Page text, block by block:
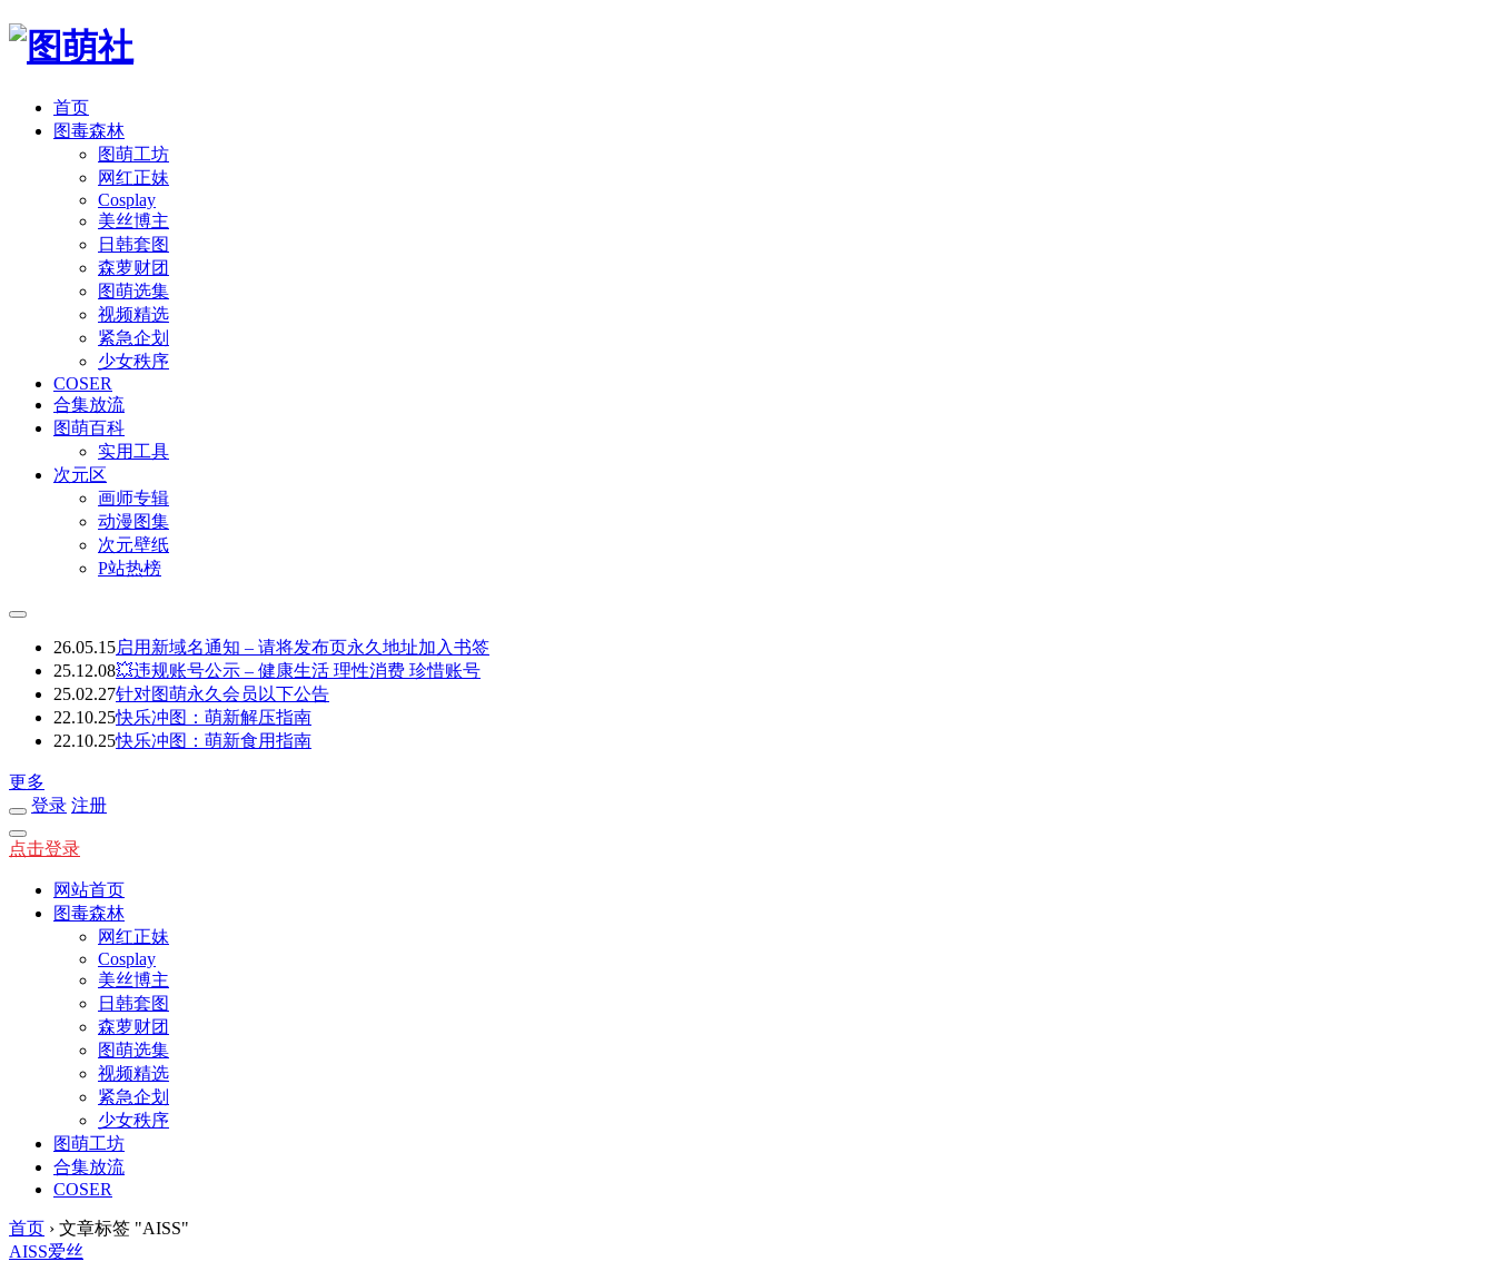
首页
图毒森林
图萌工坊
网红正妹
Cosplay
美丝博主
日韩套图
森萝财团
图萌选集
视频精选
紧急企划
少女秩序
COSER
合集放流
图萌百科
实用工具
次元区
画师专辑
动漫图集
次元壁纸
P站热榜
26.05.15启用新域名通知 – 请将发布页永久地址加入书签
25.12.08💥违规账号公示 – 健康生活 理性消费 珍惜账号
25.02.27针对图萌永久会员以下公告
22.10.25快乐冲图：萌新解压指南
22.10.25快乐冲图：萌新食用指南
更多
登录 注册
点击登录
网站首页
图毒森林
网红正妹
Cosplay
美丝博主
日韩套图
森萝财团
图萌选集
视频精选
紧急企划
少女秩序
图萌工坊
合集放流
COSER
首页 › 文章标签 "AISS"
AISS爱丝